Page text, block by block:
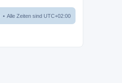
Alle Zeiten sind UTC+02:00